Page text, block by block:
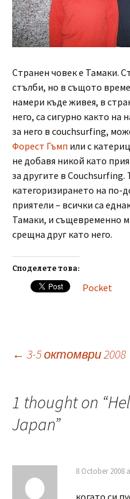
Странен човек е Тамаки.
стълби, но в същото
намери къде живея, в
него, са сигурно както на
за него в couchsurfing,
Форест Гъмп или с
не добавя никой като
за другите в Couchsurfing.
категоризирането на по-
приятели – всички са
Тамаки, и същевременно
срещна друг като него.
Споделете това:
Pocket
Post
← 3-5 октомври 2008
1 thought on “
Japan”
8 October 2008
когато си